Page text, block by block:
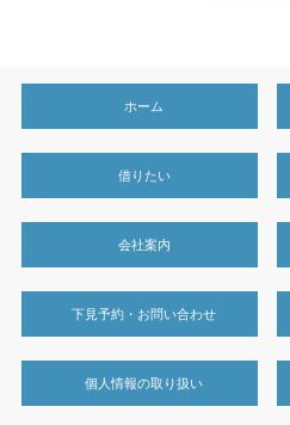
ホーム
借りたい
会社案内
下見予約・お問い合わせ
個人情報の取り扱い